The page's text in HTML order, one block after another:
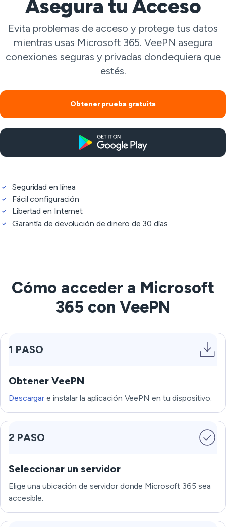
Asegura tu Acceso
Evita problemas de acceso y protege tus datos
mientras usas Microsoft 365. VeePN asegura
conexiones seguras y privadas dondequiera que
estés.
Obtener prueba gratuita
Seguridad en línea
Fácil configuración
Libertad en Internet
Garantía de devolución de dinero de 30 días
Cómo acceder a Microsoft
365 con VeePN
1 PASO
Obtener VeePN
Descargar e instalar la aplicación VeePN en tu dispositivo.
2 PASO
Seleccionar un servidor
Elige una ubicación de servidor donde Microsoft 365 sea
accesible.